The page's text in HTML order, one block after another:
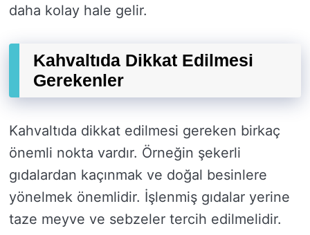
daha kolay hale gelir.
Kahvaltıda Dikkat Edilmesi
Gerekenler
Kahvaltıda dikkat edilmesi gereken birkaç
önemli nokta vardır. Örneğin şekerli
gıdalardan kaçınmak ve doğal besinlere
yönelmek önemlidir. İşlenmiş gıdalar yerine
taze meyve ve sebzeler tercih edilmelidir.